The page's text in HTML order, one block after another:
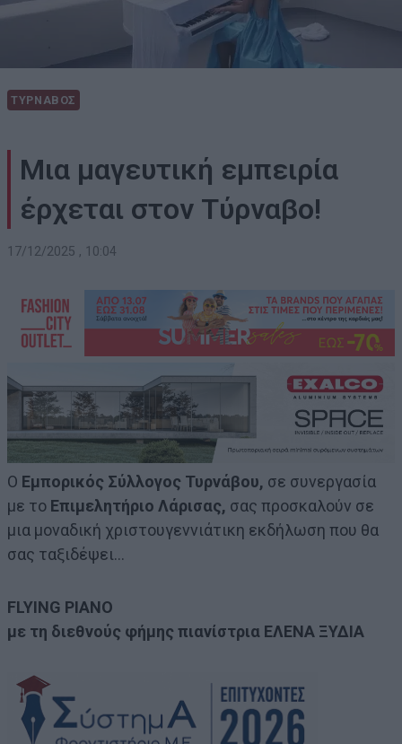
ΤΥΡΝΑΒΟΣ
Μια μαγευτική εμπειρία
έρχεται στον Τύρναβο!
17/12/2025 , 10:04
Ο Εμπορικός Σύλλογος Τυρνάβου, σε συνεργασία
με το Επιμελητήριο Λάρισας, σας προσκαλούν σε
μια μοναδική χριστουγεννιάτικη εκδήλωση που θα
σας ταξιδέψει…
FLYING PIANO
με τη διεθνούς φήμης πιανίστρια ΕΛΕΝΑ ΞΥΔΙΑ